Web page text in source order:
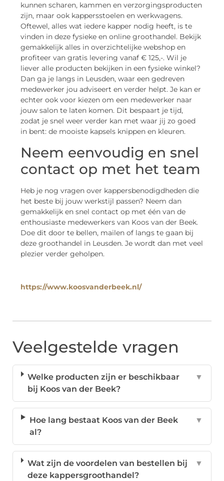
kunnen scharen, kammen en verzorgingsproducten
zijn, maar ook kappersstoelen en werkwagens.
Oftewel, alles wat iedere kapper nodig heeft, is te
vinden in deze fysieke en online groothandel. Bekijk
gemakkelijk alles in overzichtelijke webshop en
profiteer van gratis levering vanaf € 125,-. Wil je
liever alle producten bekijken in een fysieke winkel?
Dan ga je langs in Leusden, waar een gedreven
medewerker jou adviseert en verder helpt. Je kan er
echter ook voor kiezen om een medewerker naar
jouw salon te laten komen. Dit bespaart je tijd,
zodat je snel weer verder kan met waar jij zo goed
in bent: de mooiste kapsels knippen en kleuren.
Neem eenvoudig en snel
contact op met het team
Heb je nog vragen over kappersbenodigdheden die
het beste bij jouw werkstijl passen? Neem dan
gemakkelijk en snel contact op met één van de
enthousiaste medewerkers van Koos van der Beek.
Doe dit door te bellen, mailen of langs te gaan bij
deze groothandel in Leusden. Je wordt dan met veel
plezier verder geholpen.
https://www.koosvanderbeek.nl/
Veelgestelde vragen
Welke producten zijn er beschikbaar
bij Koos van der Beek?
▼
Hoe lang bestaat Koos van der Beek
al?
▼
Wat zijn de voordelen van bestellen bij
deze kappersgroothandel?
▼